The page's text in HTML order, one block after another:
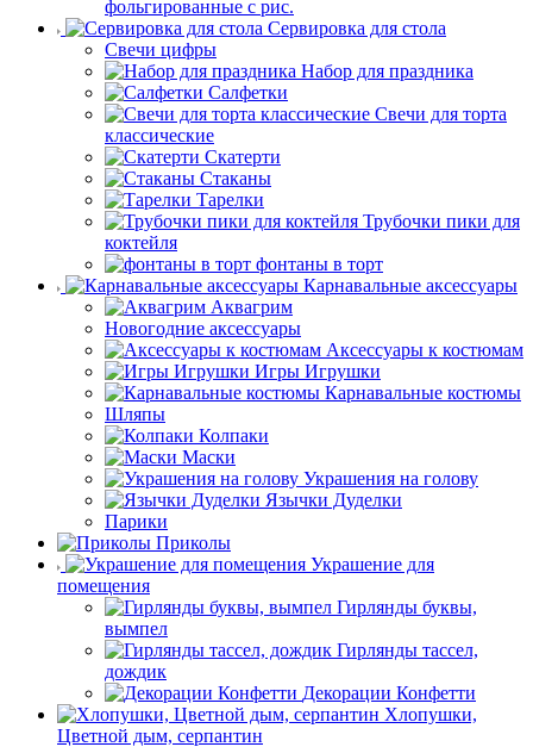
фольгированные с рис.
Сервировка для стола
Свечи цифры
Набор для праздника
Салфетки
Свечи для торта
классические
Скатерти
Стаканы
Тарелки
Трубочки пики для
коктейля
фонтаны в торт
Карнавальные аксессуары
Аквагрим
Новогодние аксессуары
Аксессуары к костюмам
Игры Игрушки
Карнавальные костюмы
Шляпы
Колпаки
Маски
Украшения на голову
Язычки Дуделки
Парики
Приколы
Украшение для
помещения
Гирлянды буквы,
вымпел
Гирлянды тассел,
дождик
Декорации Конфетти
Хлопушки,
Цветной дым, серпантин